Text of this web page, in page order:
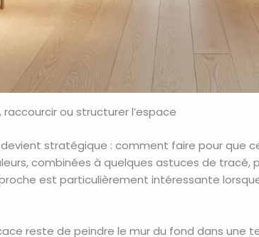
raccourcir ou structurer l’espace
stratégique : comment faire pour que
combinées à quelques astuces de
est particulièrement intéressante
reste de peindre le mur du fond dans une